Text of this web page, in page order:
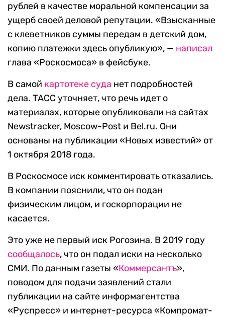
рублей в качестве моральной компенсации за
ущерб своей деловой репутации. «Взысканные
с клеветников суммы передам в детский дом,
копию платежки здесь опубликую», — написал
глава «Роскосмоса» в фейсбуке.
В самой картотеке суда нет подробностей
дела. ТАСС уточняет, что речь идет о
материалах, которые опубликовали на сайтах
Newstracker, Moscow-Post и Bel.ru. Они
основаны на публикации «Новых известий» от
1 октября 2018 года.
В Роскосмосе иск комментировать отказались.
В компании пояснили, что он подан
физическим лицом, и госкорпорации не
касается.
Это уже не первый иск Рогозина. В 2019 году
сообщалось, что он подал иски на несколько
СМИ. По данным газеты «Коммерсантъ»,
поводом для подачи заявлений стали
публикации на сайте информагентства
«Руспресс» и интернет-ресурса «Компромат-